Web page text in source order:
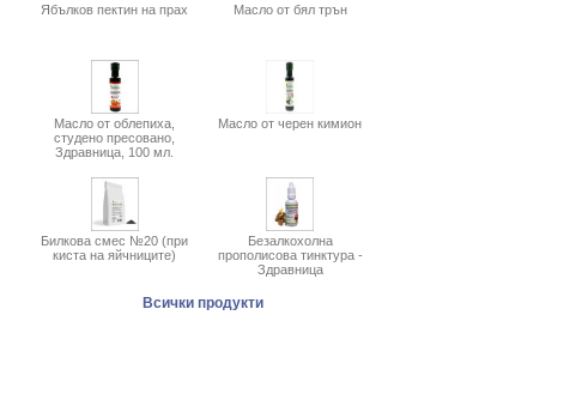
Ябълков пектин на прах Масло от бял трън
Масло от облепиха,
студено пресовано,
Здравница, 100 мл.
Масло от черен кимион
Билкова смес №20 (при
киста на яйчниците)
Безалкохолна
прополисова тинктура -
Здравница
Всички продукти